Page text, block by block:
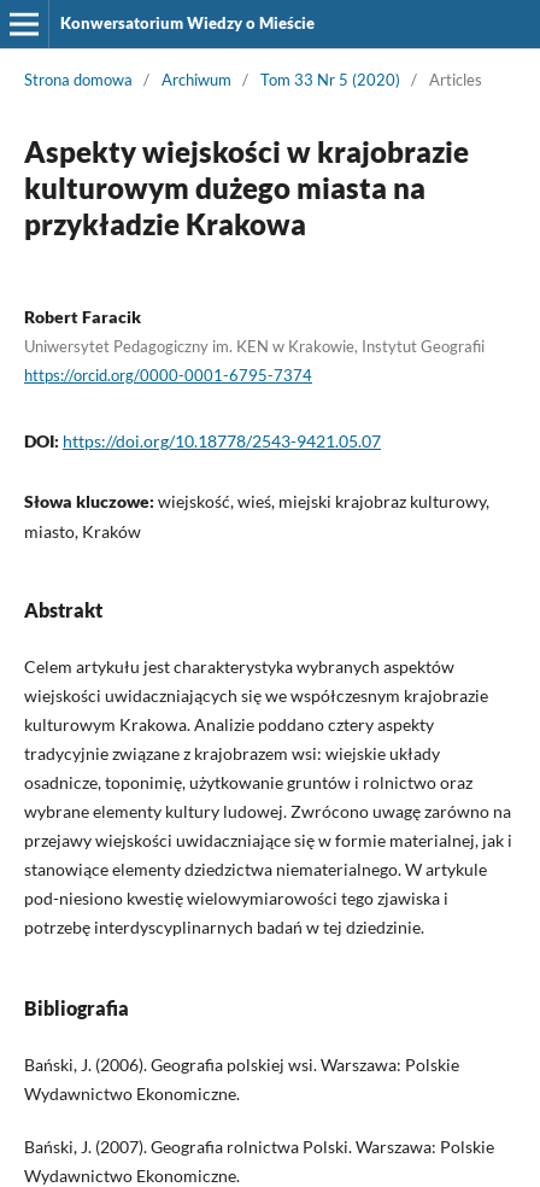
Konwersatorium Wiedzy o Mieście
Strona domowa / Archiwum / Tom 33 Nr 5 (2020) / Articles
Aspekty wiejskości w krajobrazie
kulturowym dużego miasta na
przykładzie Krakowa
Robert Faracik
Uniwersytet Pedagogiczny im. KEN w Krakowie, Instytut Geografii
https://orcid.org/0000-0001-6795-7374
DOI: https://doi.org/10.18778/2543-9421.05.07
Słowa kluczowe: wiejskość, wieś, miejski krajobraz kulturowy,
miasto, Kraków
Abstrakt
Celem artykułu jest charakterystyka wybranych aspektów
wiejskości uwidaczniających się we współczesnym krajobrazie
kulturowym Krakowa. Analizie poddano cztery aspekty
tradycyjnie związane z krajobrazem wsi: wiejskie układy
osadnicze, toponimię, użytkowanie gruntów i rolnictwo oraz
wybrane elementy kultury ludowej. Zwrócono uwagę zarówno na
przejawy wiejskości uwidaczniające się w formie materialnej, jak i
stanowiące elementy dziedzictwa niematerialnego. W artykule
pod-niesiono kwestię wielowymiarowości tego zjawiska i
potrzebę interdyscyplinarnych badań w tej dziedzinie.
Bibliografia
Bański, J. (2006). Geografia polskiej wsi. Warszawa: Polskie
Wydawnictwo Ekonomiczne.
Bański, J. (2007). Geografia rolnictwa Polski. Warszawa: Polskie
Wydawnictwo Ekonomiczne.